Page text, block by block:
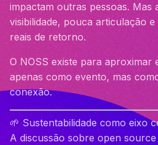
impactam outras pessoas. Mas
visibilidade, pouca articulação
reais de retorno.
O NOSS existe para aproximar
apenas como evento, mas
conexão.
🌱 Sustentabilidade como eixo
A discussão sobre open